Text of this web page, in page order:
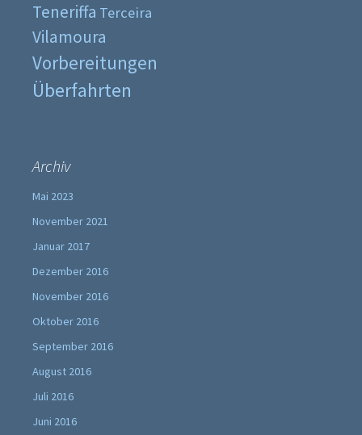
Teneriffa Terceira
Vilamoura
Vorbereitungen
Überfahrten
Archiv
Mai 2023
November 2021
Januar 2017
Dezember 2016
November 2016
Oktober 2016
September 2016
August 2016
Juli 2016
Juni 2016